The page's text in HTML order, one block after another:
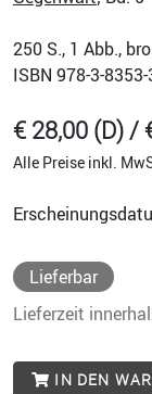
250 S., 1 Abb.,
ISBN 978-3-
€ 28,00 (D) /
Alle Preise inkl.
Lieferbar
Lieferzeit
IN DEN